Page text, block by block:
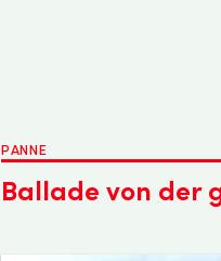
PANNE
Ballade von der